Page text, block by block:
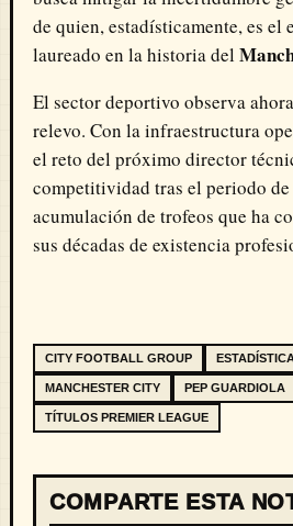
de quien, estadísticamente, es el
laureado en la historia del
El sector deportivo observa
relevo. Con la infraestructura
el reto del próximo director
competitividad tras el periodo
acumulación de trofeos que ha
sus décadas de existencia
CITY FOOTBALL GROUP
MANCHESTER CITY PEP GUARDIOLA
TÍTULOS PREMIER LEAGUE
COMPARTE ESTA